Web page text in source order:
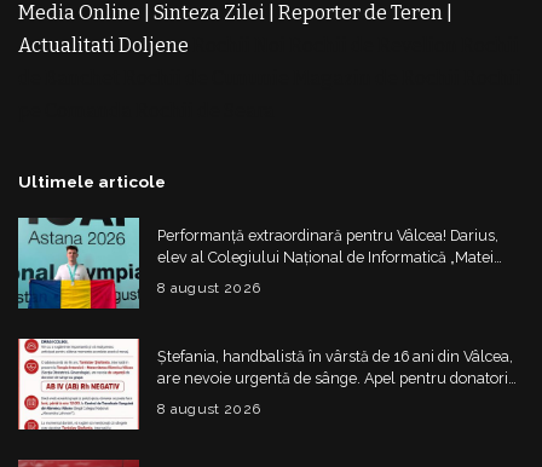
Media Online
Sinteza Zilei Reporter de Teren
Actualitati Doljene
Ultimele articole
Performanță extraordinară pentru Vâlcea! Darius,
elev al Colegiului Național de Informatică „Matei
Basarab”, a cucerit argintul la Olimpiada
Internațională de Inteligență Artificială
8 august 2026
Ștefania, handbalistă în vârstă de 16 ani din Vâlcea,
are nevoie urgentă de sânge. Apel pentru donatori
cu grupa AB IV negativ
8 august 2026